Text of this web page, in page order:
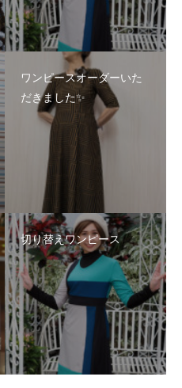
ワンピースオーダーいた
だきました✨
切り替えワンピース